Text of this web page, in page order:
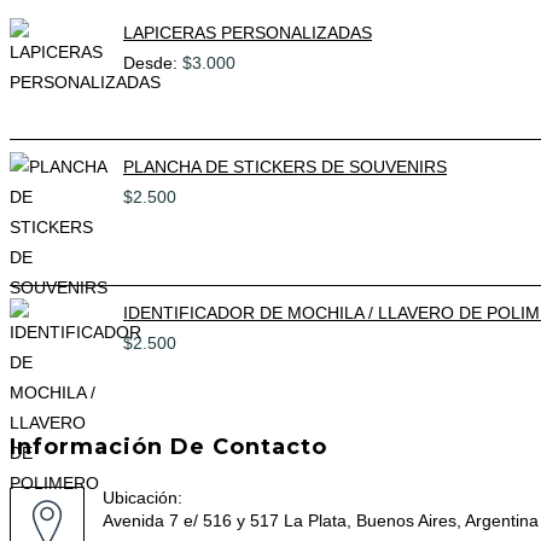
LAPICERAS PERSONALIZADAS
Desde: $3.000
PLANCHA DE STICKERS DE SOUVENIRS
$2.500
IDENTIFICADOR DE MOCHILA / LLAVERO DE
$2.500
Información De Contacto
Ubicación:
Avenida 7 e/ 516 y 517 La Plata, Buenos Aires, Argentina